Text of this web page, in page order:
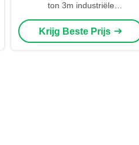
ton 3m industriële
dieselhefmachine
Krijg Beste Prijs